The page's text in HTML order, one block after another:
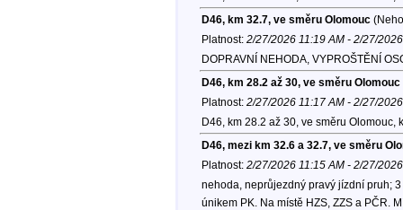
D46, km 32.7, ve směru Olomouc
Platnost: 2/27/2026 11:19 AM - 2/27/
DOPRAVNÍ NEHODA, VYPROŠTĚNÍ
D46, km 28.2 až 30, ve směru Olomouc
Platnost: 2/27/2026 11:17 AM - 2/27/
D46, km 28.2 až 30, ve směru Olomouc,
D46, mezi km 32.6 a 32.7, ve směru
Platnost: 2/27/2026 11:15 AM - 2/27/
nehoda, neprůjezdný pravý jízdní pruh;
únikem PK. Na místě HZS, ZZS a PČR.